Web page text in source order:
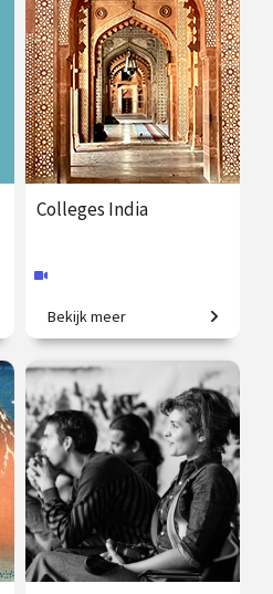
€ 3145.00
vanaf 17
aug.
Op locatie
Colleges India
Een grootmacht in opkomst.
€ 195.00
vanaf 22
okt.
Online
Bekijk meer